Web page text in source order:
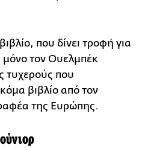
που δίνει τροφή για
μόνο τον Ουελμπέκ
τυχερούς που
βιβλίο από τον
της Ευρώπης.